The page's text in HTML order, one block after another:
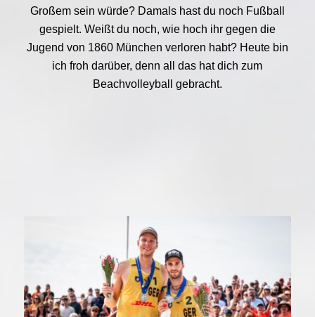
Großem sein würde? Damals hast du noch Fußball
gespielt. Weißt du noch, wie hoch ihr gegen die
Jugend von 1860 München verloren habt? Heute bin
ich froh darüber, denn all das hat dich zum
Beachvolleyball gebracht.